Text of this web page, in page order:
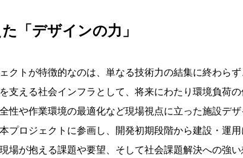
「デザインの力」
クトが特徴的なのは、単なる技術力の結集に終わらず
支える社会インフラとして、将来にわたり環境負荷
性や作業環境の最適化など現場視点に立った施設デザ
プロジェクトに参画し、開発初期段階から建設・運
場が抱える課題や要望、そして社会課題解決への強い